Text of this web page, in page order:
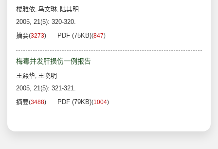
楼雅依, 乌文琳, 陆其明
2005, 21(5): 320-320.
摘要(3273) PDF (75KB)(847)
梅毒并发肝损伤一例报告
王熙华, 王晓明
2005, 21(5): 321-321.
摘要(3488) PDF (79KB)(1004)